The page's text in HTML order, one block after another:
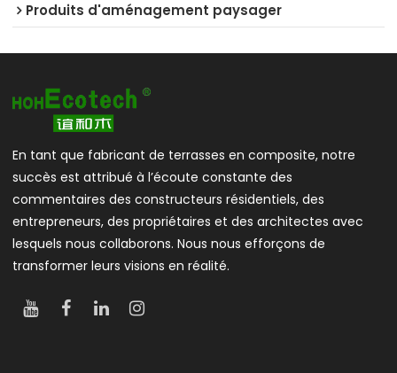
Produits d'aménagement paysager
En tant que fabricant de terrasses en composite, notre
succès est attribué à l’écoute constante des
commentaires des constructeurs résidentiels, des
entrepreneurs, des propriétaires et des architectes avec
lesquels nous collaborons. Nous nous efforçons de
transformer leurs visions en réalité.